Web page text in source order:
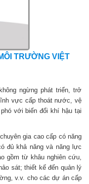
TRƯỜNG VIỆT
ngừng phát triển, trở
vực cấp thoát nước, vệ
với biến đổi khí hậu tại
gia cao cấp có năng
đủ khả năng và năng lực
gồm từ khâu nghiên cứu,
sát; thiết kế đến quản lý
v.v. cho các dự án cấp